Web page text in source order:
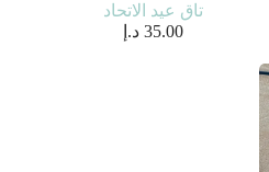
تاق عيد الاتحاد
35.00 د.إ